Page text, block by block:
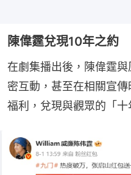
陳偉霆兌現10年之約
在劇集播出後，陳偉霆
密互動，甚至在相關宣
福利，兌現與觀眾的「十